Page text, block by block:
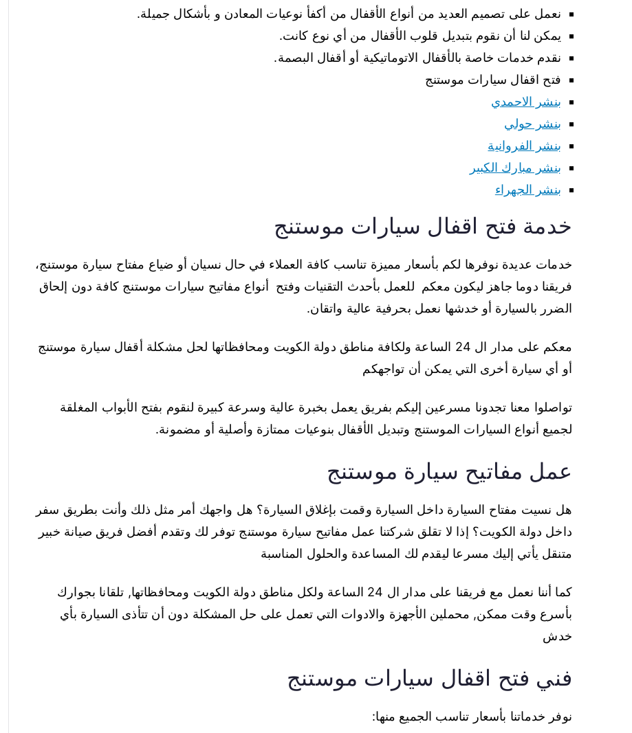
نعمل على تصميم العديد من أنواع الأقفال من أكفأ نوعيات المعادن و بأشكال جميلة.
يمكن لنا أن نقوم بتبديل قلوب الأقفال من أي نوع كانت.
نقدم خدمات خاصة بالأقفال الاتوماتيكية أو أقفال البصمة.
فتح اقفال سيارات موستنج
بنشر الاحمدي
بنشر حولي
بنشر الفروانية
بنشر مبارك الكبير
بنشر الجهراء
خدمة فتح اقفال سيارات موستنج
خدمات عديدة نوفرها لكم بأسعار مميزة تناسب كافة العملاء في حال نسيان أو ضياع مفتاح سيارة موستنج،
فريقنا دوما جاهز ليكون معكم للعمل بأحدث التقنيات وفتح أنواع مفاتيح سيارات موستنج كافة دون إلحاق
الضرر بالسيارة أو خدشها نعمل بحرفية عالية واتقان.
معكم على مدار ال 24 الساعة ولكافة مناطق دولة الكويت ومحافظاتها لحل مشكلة أقفال سيارة موستنج
أو أي سيارة أخرى التي يمكن أن تواجهكم
تواصلوا معنا تجدونا مسرعين إليكم بفريق يعمل بخبرة عالية وسرعة كبيرة لنقوم بفتح الأبواب المغلقة
لجميع أنواع السيارات الموستنج وتبديل الأقفال بنوعيات ممتازة وأصلية أو مضمونة.
عمل مفاتيح سيارة موستنج
هل نسيت مفتاح السيارة داخل السيارة وقمت بإغلاق السيارة؟ هل واجهك أمر مثل ذلك وأنت بطريق سفر
داخل دولة الكويت؟ إذا لا تقلق شركتنا عمل مفاتيح سيارة موستنج توفر لك وتقدم أفضل فريق صيانة خبير
متنقل يأتي إليك مسرعا ليقدم لك المساعدة والحلول المناسبة
كما أننا نعمل مع فريقنا على مدار ال 24 الساعة ولكل مناطق دولة الكويت ومحافظاتها, تلقانا بجوارك
بأسرع وقت ممكن, محملين الأجهزة والادوات التي تعمل على حل المشكلة دون أن تتأذى السيارة بأي
خدش
فني فتح اقفال سيارات موستنج
نوفر خدماتنا بأسعار تناسب الجميع منها: